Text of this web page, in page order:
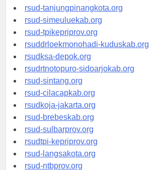
rsud-kotabogor.org
rsud-tanjungpinangkota.org
rsud-simeuluekab.org
rsud-tpikepriprov.org
rsuddrloekmonohadi-kuduskab.org
rsudksa-depok.org
rsudrtnotopuro-sidoarjokab.org
rsud-sintang.org
rsud-cilacapkab.org
rsudkoja-jakarta.org
rsud-brebeskab.org
rsud-sulbarprov.org
rsudtpi-kepriprov.org
rsud-langsakota.org